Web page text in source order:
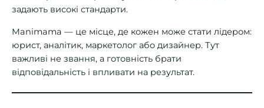
задають високі стандарти.
Manimama — це місце, де кожен може стати лідером:
юрист, аналітик, маркетолог або дизайнер. Тут
важливі не звання, а готовність брати
відповідальність і впливати на результат.